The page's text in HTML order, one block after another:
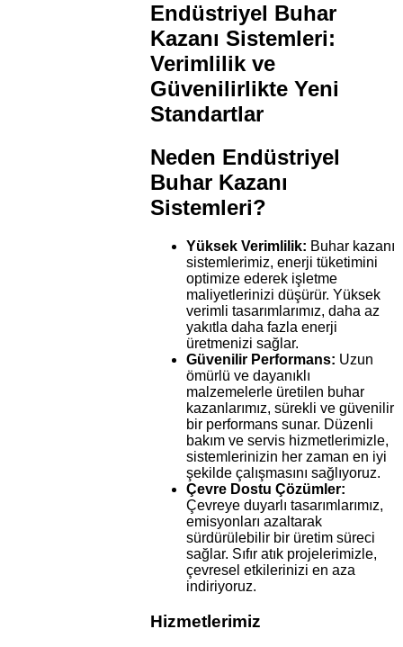
Endüstriyel Buhar
Kazanı Sistemleri:
Verimlilik ve
Güvenilirlikte Yeni
Standartlar
Neden Endüstriyel
Buhar Kazanı
Sistemleri?
Yüksek Verimlilik: Buhar kazanı
sistemlerimiz, enerji tüketimini
optimize ederek işletme
maliyetlerinizi düşürür. Yüksek
verimli tasarımlarımız, daha az
yakıtla daha fazla enerji
üretmenizi sağlar.
Güvenilir Performans: Uzun
ömürlü ve dayanıklı
malzemelerle üretilen buhar
kazanlarımız, sürekli ve güvenilir
bir performans sunar. Düzenli
bakım ve servis hizmetlerimizle,
sistemlerinizin her zaman en iyi
şekilde çalışmasını sağlıyoruz.
Çevre Dostu Çözümler:
Çevreye duyarlı tasarımlarımız,
emisyonları azaltarak
sürdürülebilir bir üretim süreci
sağlar. Sıfır atık projelerimizle,
çevresel etkilerinizi en aza
indiriyoruz.
Hizmetlerimiz